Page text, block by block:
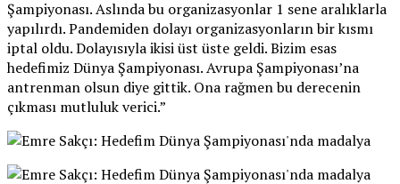
Şampiyonası. Aslında bu organizasyonlar 1 sene aralıklarla
yapılırdı. Pandemiden dolayı organizasyonların bir kısmı
iptal oldu. Dolayısıyla ikisi üst üste geldi. Bizim esas
hedefimiz Dünya Şampiyonası. Avrupa Şampiyonası’na
antrenman olsun diye gittik. Ona rağmen bu derecenin
çıkması mutluluk verici.”